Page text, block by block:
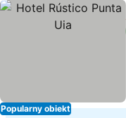
Popularny obiekt